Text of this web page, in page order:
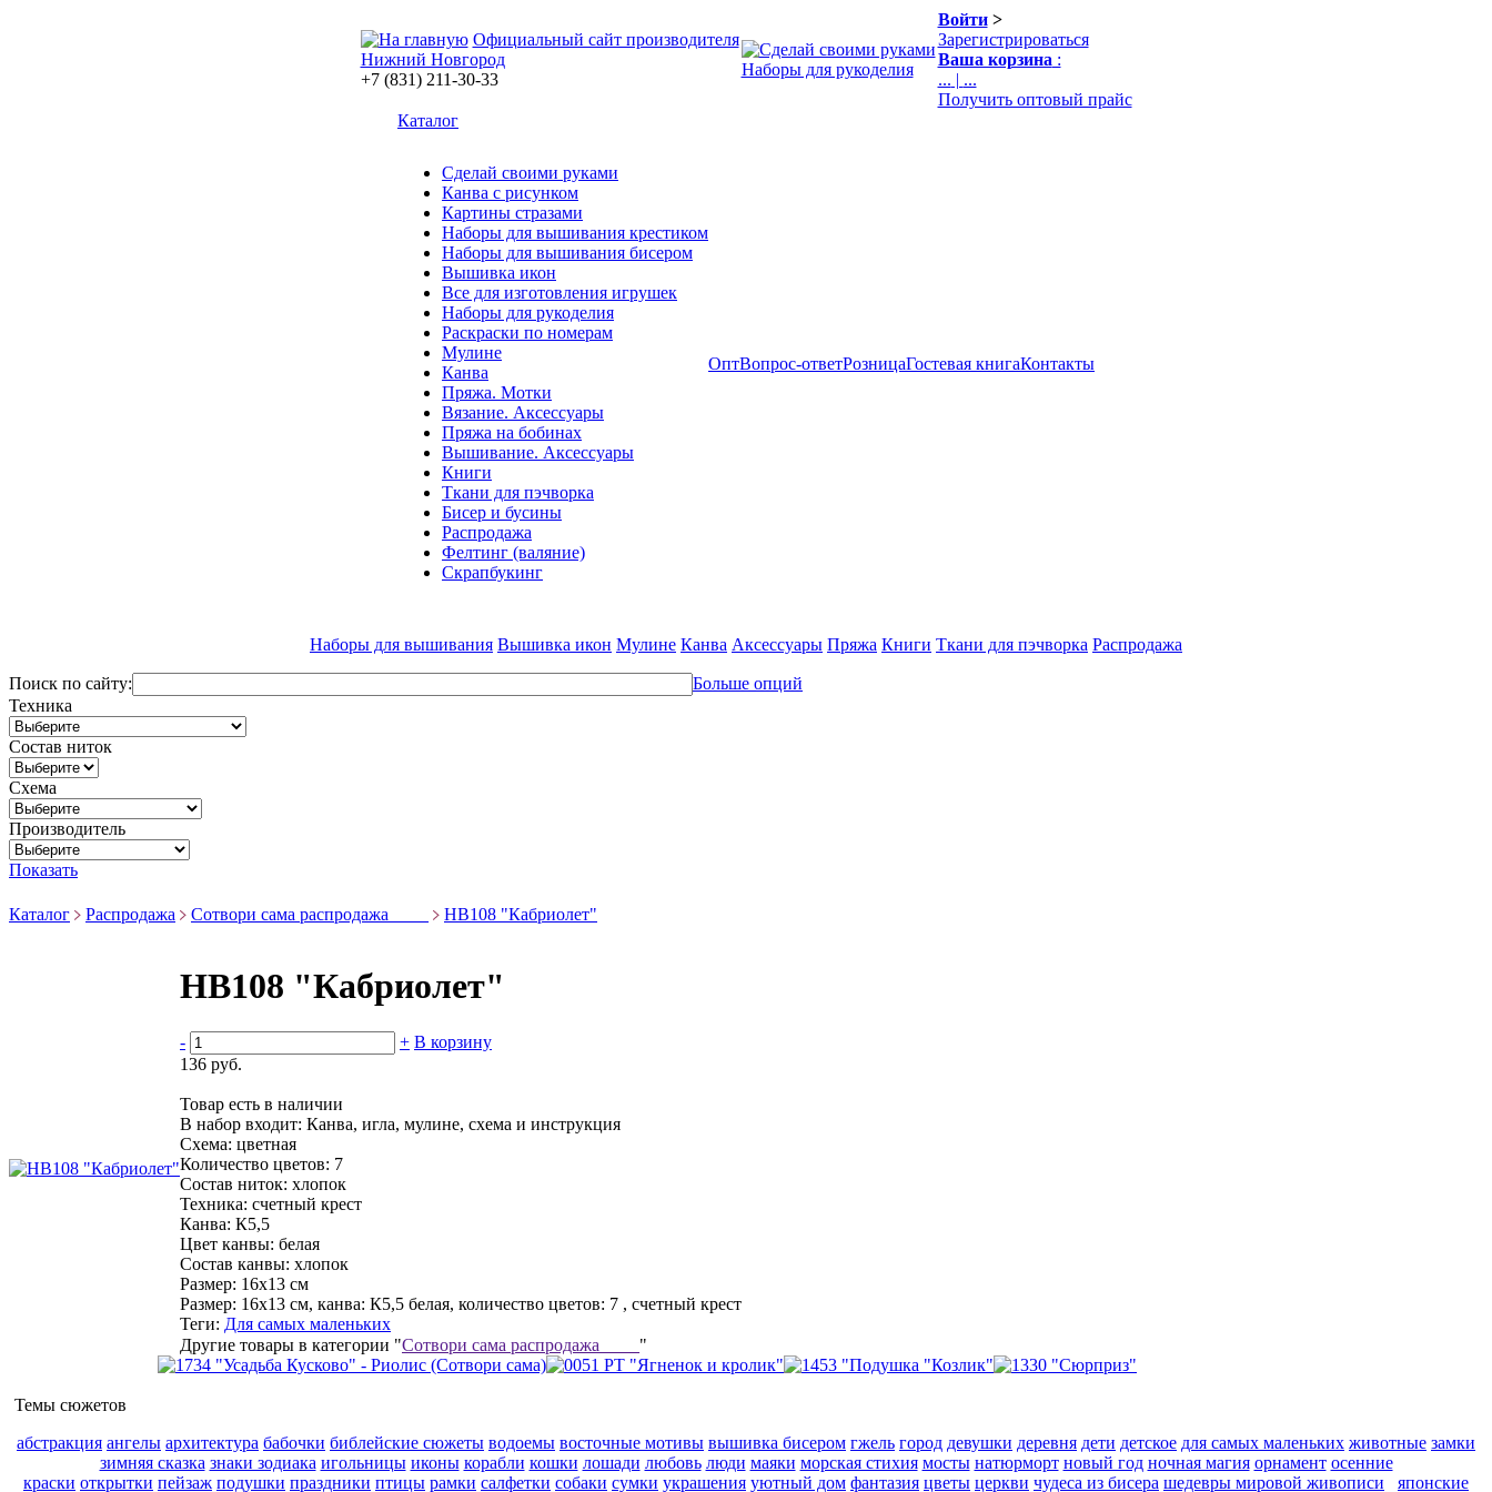
Официальный сайт производителя
Нижний Новгород
+7 (831) 211-30-33
Наборы для рукоделия
Войти>
Зарегистрироваться
Ваша корзина :
... | ...
Получить оптовый прайс
Каталог
Сделай своими руками
Канва с рисунком
Картины стразами
Наборы для вышивания крестиком
Наборы для вышивания бисером
Вышивка икон
Все для изготовления игрушек
Наборы для рукоделия
Раскраски по номерам
Мулине
Канва
Пряжа. Мотки
Вязание. Аксессуары
Пряжа на бобинах
Вышивание. Аксессуары
Книги
Ткани для пэчворка
Бисер и бусины
Распродажа
Фелтинг (валяние)
Скрапбукинг
ОптВопрос-ответРозницаГостевая книгаКонтакты
Наборы для вышивания Вышивка икон Мулине Канва Аксессуары Пряжа Книги Ткани для пэчворка Распродажа
Поиск по сайту:
Больше опций
Техника
Состав ниток
Схема
Производитель
Показать
Каталог Распродажа Сотвори сама распродажа ____ НВ108 "Кабриолет"
НВ108 "Кабриолет"
- + В корзину
136 руб.
Товар есть в наличии
В набор входит: Канва, игла, мулине, схема и инструкция
Схема: цветная
Количество цветов: 7
Состав ниток: хлопок
Техника: счетный крест
Канва: К5,5
Цвет канвы: белая
Состав канвы: хлопок
Размер: 16x13 см
Размер: 16x13 см, канва: К5,5 белая, количество цветов: 7 , счетный крест
Теги: Для самых маленьких
Другие товары в категории "Сотвори сама распродажа ____ "
Темы сюжетов
абстракция ангелы архитектура бабочки библейские сюжеты водоемы восточные мотивы вышивка бисером гжель город девушки деревня дети детское для самых маленьких животные замки
зимняя сказка знаки зодиака игольницы иконы корабли кошки лошади любовь люди маяки морская стихия мосты натюрморт новый год ночная магия орнамент осенние
краски открытки пейзаж подушки праздники птицы рамки салфетки собаки сумки украшения уютный дом фантазия цветы церкви чудеса из бисера шедевры мировой живописи японские